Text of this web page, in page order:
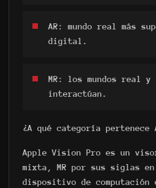
AR: mundo real más
digital.
MR: los mundos real
interactúan.
¿A qué categoría pertenece
Apple Vision Pro es un
mixta, MR por sus siglas
dispositivo de